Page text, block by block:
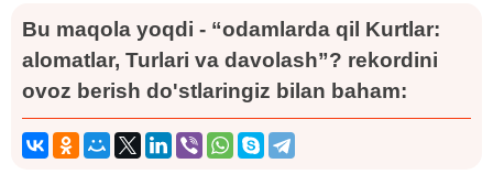
Bu maqola yoqdi - “odamlarda qil Kurtlar:
alomatlar, Turlari va davolash”? rekordini
ovoz berish do'stlaringiz bilan baham: